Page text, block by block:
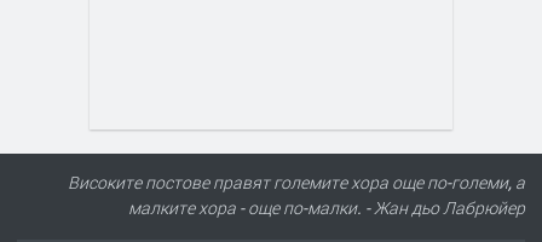
Високите постове правят големите хора още по-големи, а
малките хора - още по-малки. - Жан дьо Лабрюйер